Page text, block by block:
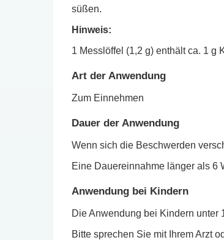
süßen.
Hinweis:
1 Messlöffel (1,2 g) enthält ca. 1 g
Art der Anwendung
Zum Einnehmen
Dauer der Anwendung
Wenn sich die Beschwerden
Eine Dauereinnahme länger als 6
Anwendung bei Kindern
Die Anwendung bei Kindern unter
Bitte sprechen Sie mit Ihrem Arzt